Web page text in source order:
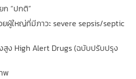
ก “ปกติ”
ผู้ใหญ่ที่มีภาวะ severe sepsis/septic
สูง High Alert Drugs (ฉบับปรับปรุง
พ